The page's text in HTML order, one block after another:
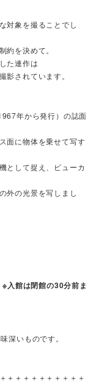
対象を撮ることでし
約を決めて。
た連作は
影されています。
年から発行）の誌面
面に物体を乗せて写す
として捉え、ビューカ
外の光景を写しまし
入館は閉館の30分前ま
深いものです。
＋＋＋＋＋＋＋＋＋＋